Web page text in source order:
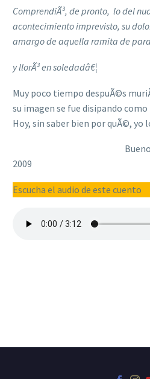
ComprendiÃ³, de pronto, lo del
acontecimiento imprevisto, su
amargo de aquella ramita de
y llorÃ³ en soledadâ€¦
Muy poco tiempo despuÃ©s
su imagen se fue disipando
Hoy, sin saber bien por quÃ©, yo
Buenos Aires,
2009
Escucha el audio de este cuento